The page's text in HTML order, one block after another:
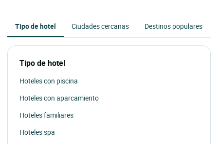
Tipo de hotel Ciudades cercanas Destinos populares
Tipo de hotel
Hoteles con piscina
Hoteles con aparcamiento
Hoteles familiares
Hoteles spa